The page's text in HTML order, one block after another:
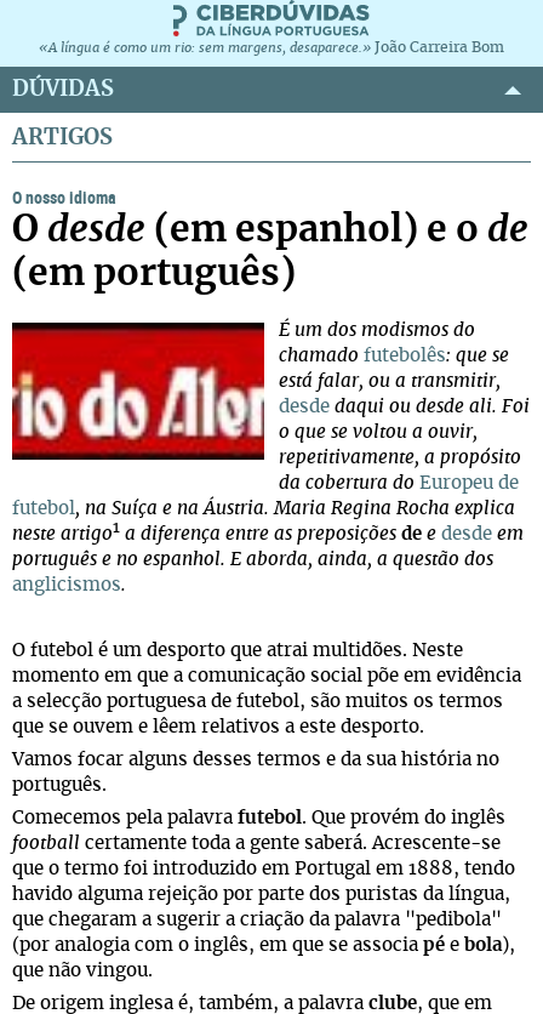
«A língua é como um rio: sem margens, desaparece.» João Carreira Bom
DÚVIDAS
ARTIGOS
O nosso idioma
O desde (em espanhol) e o de
(em português)
É um dos modismos do
chamado futebolês: que se
está falar, ou a transmitir,
desde daqui ou desde ali. Foi
o que se voltou a ouvir,
repetitivamente, a propósito
da cobertura do Europeu de
futebol, na Suíça e na Áustria. Maria Regina Rocha explica
neste artigo1 a diferença entre as preposições de e desde em
português e no espanhol. E aborda, ainda, a questão dos
anglicismos.
O futebol é um desporto que atrai multidões. Neste
momento em que a comunicação social põe em evidência
a selecção portuguesa de futebol, são muitos os termos
que se ouvem e lêem relativos a este desporto.
Vamos focar alguns desses termos e da sua história no
português.
Comecemos pela palavra futebol. Que provém do inglês
football certamente toda a gente saberá. Acrescente-se
que o termo foi introduzido em Portugal em 1888, tendo
havido alguma rejeição por parte dos puristas da língua,
que chegaram a sugerir a criação da palavra "pedibola"
(por analogia com o inglês, em que se associa pé e bola),
que não vingou.
De origem inglesa é, também, a palavra clube, que em